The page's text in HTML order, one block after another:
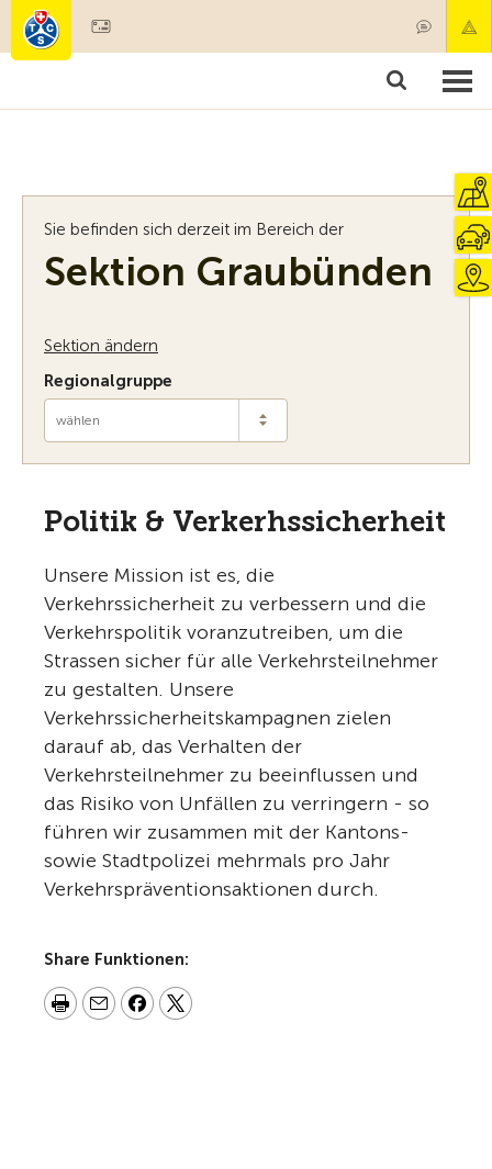
Mitgliedschaft & Leistungen
Sie befinden sich derzeit im Bereich der
Sektion Graubünden
Sektion ändern
Regionalgruppe
wählen
Politik & Verkerhssicherheit
Unsere Mission ist es, die
Verkehrssicherheit zu verbessern und die
Verkehrspolitik voranzutreiben, um die
Strassen sicher für alle Verkehrsteilnehmer
zu gestalten. Unsere
Verkehrssicherheitskampagnen zielen
darauf ab, das Verhalten der
Verkehrsteilnehmer zu beeinflussen und
das Risiko von Unfällen zu verringern - so
führen wir zusammen mit der Kantons-
sowie Stadtpolizei mehrmals pro Jahr
Verkehrspräventionsaktionen durch.
Share Funktionen: